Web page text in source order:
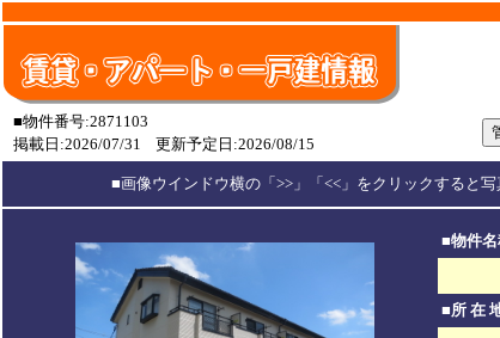
■物件番号:2871103
掲載日:2026/07/31
更新予定日:2026/08/15
■画像ウインドウ横の「>>」「<<」をクリックすると
■物件
■所 在